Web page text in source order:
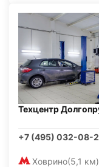
Техцентр
+7 (495) 032-08-
Ховрино(5,1 км)